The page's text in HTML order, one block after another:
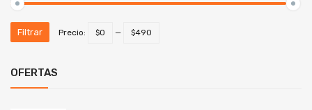
Filtrar Precio: $0 — $490
OFERTAS